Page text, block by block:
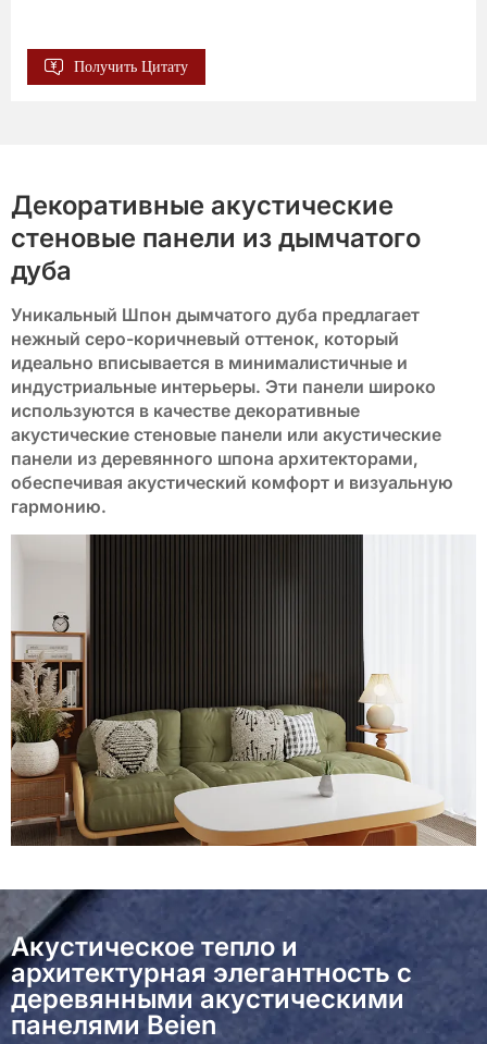
Получить Цитату
Декоративные акустические
стеновые панели из дымчатого
дуба
Уникальный Шпон дымчатого дуба предлагает
нежный серо-коричневый оттенок, который
идеально вписывается в минималистичные и
индустриальные интерьеры. Эти панели широко
используются в качестведекоративные
акустические стеновые панели или акустические
панели из деревянного шпона архитекторами,
обеспечивая акустический комфорт и визуальную
гармонию.
Акустическое тепло и
архитектурная элегантность с
деревянными акустическими
панелями Beien